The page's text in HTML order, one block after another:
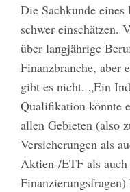
Die Sachkunde
schwer einschätzen.
über langjährige
Finanzbranche, aber
gibt es nicht. „Ein
Qualifikation könnte
allen Gebieten (also
Versicherungen als
Aktien-/ETF als auch